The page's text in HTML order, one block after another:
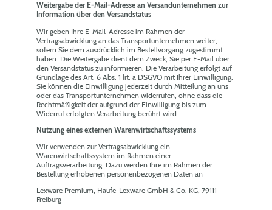
Weitergabe der E-Mail-Adresse an Versandunternehmen zur
Information über den Versandstatus
Wir geben Ihre E-Mail-Adresse im Rahmen der
Vertragsabwicklung an das Transportunternehmen weiter,
sofern Sie dem ausdrücklich im Bestellvorgang zugestimmt
haben. Die Weitergabe dient dem Zweck, Sie per E-Mail über
den Versandstatus zu informieren. Die Verarbeitung erfolgt auf
Grundlage des Art. 6 Abs. 1 lit. a DSGVO mit Ihrer Einwilligung.
Sie können die Einwilligung jederzeit durch Mitteilung an uns
oder das Transportunternehmen widerrufen, ohne dass die
Rechtmäßigkeit der aufgrund der Einwilligung bis zum
Widerruf erfolgten Verarbeitung berührt wird.
Nutzung eines externen Warenwirtschaftssystems
Wir verwenden zur Vertragsabwicklung ein
Warenwirtschaftssystem im Rahmen einer
Auftragsverarbeitung. Dazu werden Ihre im Rahmen der
Bestellung erhobenen personenbezogenen Daten an
Lexware Premium, Haufe-Lexware GmbH & Co. KG, 79111
Freiburg